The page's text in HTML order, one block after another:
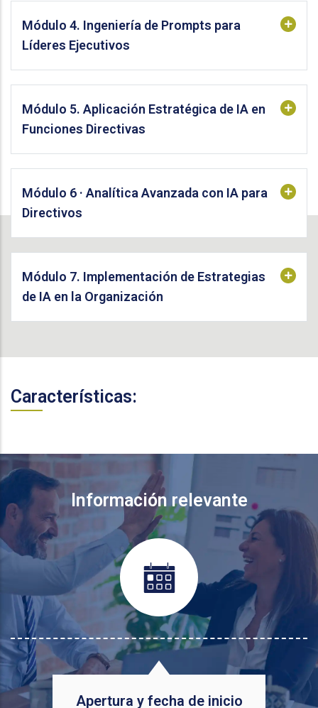
Módulo 4. Ingeniería de Prompts para
Líderes Ejecutivos
Módulo 5. Aplicación Estratégica de IA en
Funciones Directivas
Módulo 6 · Analítica Avanzada con IA para
Directivos
Módulo 7. Implementación de Estrategias
de IA en la Organización
Características:
Información relevante
Apertura y fecha de inicio